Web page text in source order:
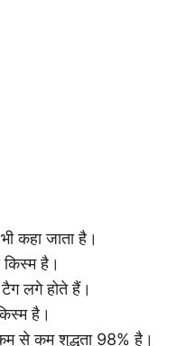
कहा जाता है।
है।
लगे होते हैं।
है।
से कम शुद्धता 98% है।